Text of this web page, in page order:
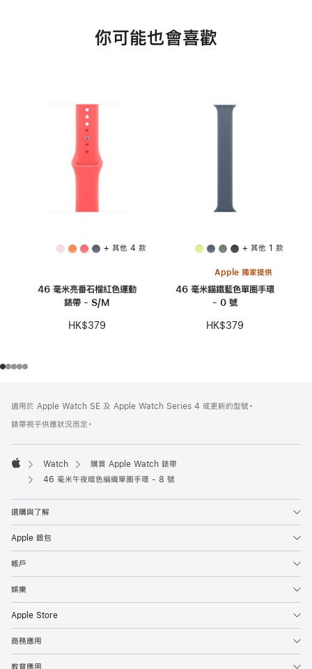
你可能也會喜歡
+ 其他 4 款
46 毫米亮番石榴紅色運動
錶帶 - S/M
HK$379
+ 其他 1 款
Apple 獨家提供
46 毫米錨鐵藍色單圈手環
- 0 號
HK$379
腳
腳
適用於 Apple Watch SE 及 Apple Watch Series 4 或更新的型號。
錶帶視乎供應狀況而定。
Apple
Watch
購買 Apple Watch 錶帶
46 毫米午夜暗色編織單圈手環 - 8 號
選購與了解
Apple 銀包
帳戶
娛樂
Apple Store
商務應用
教育應用